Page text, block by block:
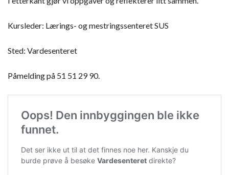
Kursleder: Lærings- og mestringssenteret SUS
Sted: Vardesenteret
Påmelding på 51 51 29 90.